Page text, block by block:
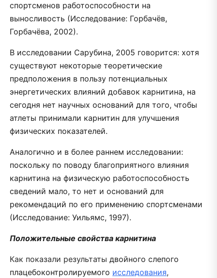
спортсменов работоспособности на
выносливость (Исследование: Горбачёв,
Горбачёва, 2002).
В исследовании Сарубина, 2005 говорится: хотя
существуют некоторые теоретические
предположения в пользу потенциальных
энергетических влияний добавок карнитина, на
сегодня нет научных оснований для того, чтобы
атлеты принимали карнитин для улучшения
физических показателей.
Аналогично и в более раннем исследовании:
поскольку по поводу благоприятного влияния
карнитина на физическую работоспособность
сведений мало, то нет и оснований для
рекомендаций по его применению спортсменами
(Исследование: Уильямс, 1997).
Положительные свойства карнитина
Как показали результаты двойного слепого
плацебоконтролируемого исследования,